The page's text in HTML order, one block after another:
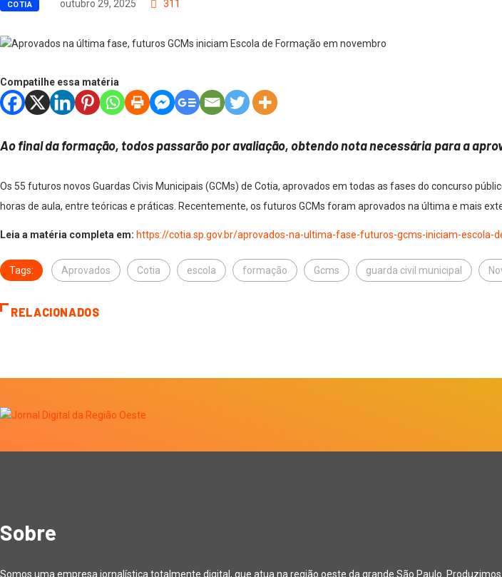
COTIA outubro 29, 2025 311
Compatilhe essa matéria
Ao final da formação, todos passarão por avaliação, obtendo nota necessáriapara a
Os 55 futuros novos Guardas Civis Municipais (GCMs) de Cotia, aprovados em todas as fases do concurso
horas de aula, entre teóricas e práticas. Recentemente, os futuros GCMs foram aprovados na última e mais
Leia a matéria completa em: https://cotia.sp.gov.br/aprovados-na-ultima-fase-futuros-gcms-iniciam-escola-
Tags: Aprovados Cotia escola formação Gcms guarda civil municipal
RELACIONADOS
Sobre
Somos uma empresa jornalística totalmente digital, que atua na região oeste da grande São Paulo.